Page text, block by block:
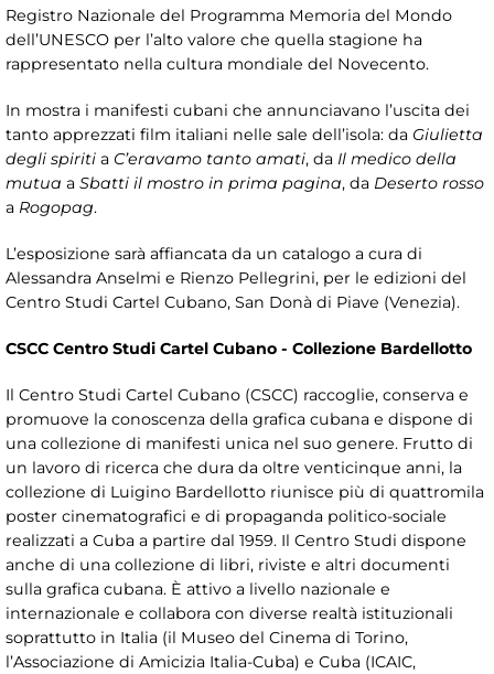
Registro Nazionale del Programma Memoria del Mondo
dell’UNESCO per l’alto valore che quella stagione ha
rappresentato nella cultura mondiale del Novecento.
In mostra i manifesti cubani che annunciavano l’uscita dei
tanto apprezzati film italiani nelle sale dell’isola: da Giulietta
degli spiriti a C’eravamo tanto amati, da Il medico della
mutua a Sbatti il mostro in prima pagina, da Deserto rosso
a Rogopag.
L’esposizione sarà affiancata da un catalogo a cura di
Alessandra Anselmi e Rienzo Pellegrini, per le edizioni del
Centro Studi Cartel Cubano, San Donà di Piave (Venezia).
CSCC Centro Studi Cartel Cubano - Collezione Bardellotto
Il Centro Studi Cartel Cubano (CSCC) raccoglie, conserva e
promuove la conoscenza della grafica cubana e dispone di
una collezione di manifesti unica nel suo genere. Frutto di
un lavoro di ricerca che dura da oltre venticinque anni, la
collezione di Luigino Bardellotto riunisce più di quattromila
poster cinematografici e di propaganda politico-sociale
realizzati a Cuba a partire dal 1959. Il Centro Studi dispone
anche di una collezione di libri, riviste e altri documenti
sulla grafica cubana. È attivo a livello nazionale e
internazionale e collabora con diverse realtà istituzionali
soprattutto in Italia (il Museo del Cinema di Torino,
l’Associazione di Amicizia Italia-Cuba) e Cuba (ICAIC,